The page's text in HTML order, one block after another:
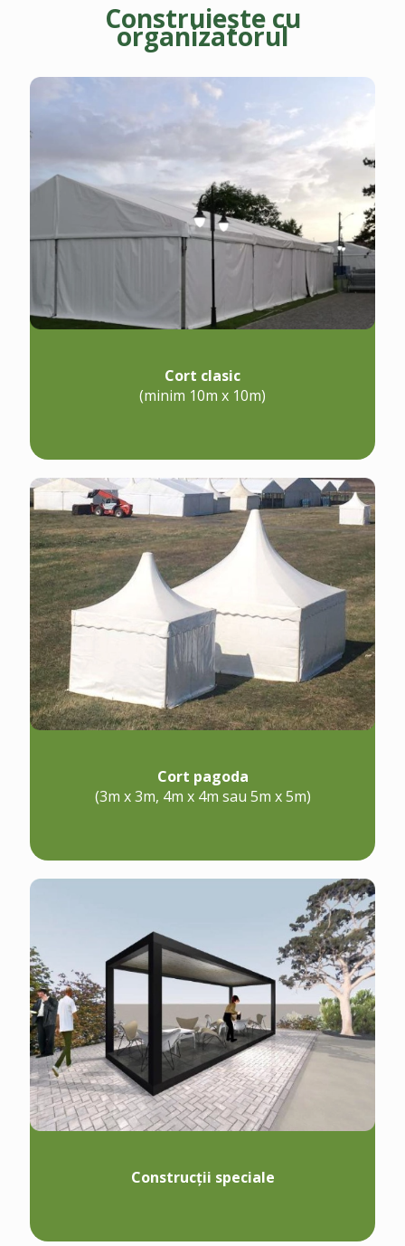
Construiește cu
organizatorul
Cort clasic
(minim 10m x 10m)
Cort pagoda
(3m x 3m, 4m x 4m sau 5m x 5m)
Construcții speciale